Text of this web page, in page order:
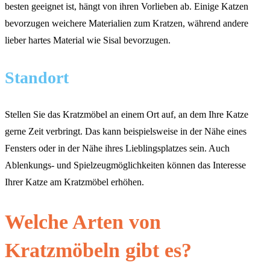
besten geeignet ist, hängt von ihren Vorlieben ab. Einige Katzen
bevorzugen weichere Materialien zum Kratzen, während andere
lieber hartes Material wie Sisal bevorzugen.
Standort
Stellen Sie das Kratzmöbel an einem Ort auf, an dem Ihre Katze
gerne Zeit verbringt. Das kann beispielsweise in der Nähe eines
Fensters oder in der Nähe ihres Lieblingsplatzes sein. Auch
Ablenkungs- und Spielzeugmöglichkeiten können das Interesse
Ihrer Katze am Kratzmöbel erhöhen.
Welche Arten von
Kratzmöbeln gibt es?